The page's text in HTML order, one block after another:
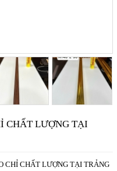
CHẤT LƯỢNG TẠI
CHỈ CHẤT LƯỢNG TẠI TRẢNG